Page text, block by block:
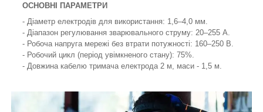
ОСНОВНІ ПАРАМЕТРИ
- Діаметр електродів для використання: 1,6–4,0 мм.
- Діапазон регулювання зварювального струму: 20–255 А.
- Робоча напруга мережі без втрати потужності: 160–250 В.
- Робочий цикл (період увімкненого стану): 75%.
- Довжина кабелю тримача електрода 2 м, маси - 1,5 м.